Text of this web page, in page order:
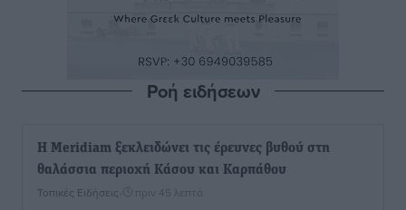
Ροή ειδήσεων
Η Meridiam ξεκλειδώνει τις έρευνες βυθού στη
θαλάσσια περιοχή Κάσου και Καρπάθου
Τοπικές Ειδήσεις πριν 45 λεπτά